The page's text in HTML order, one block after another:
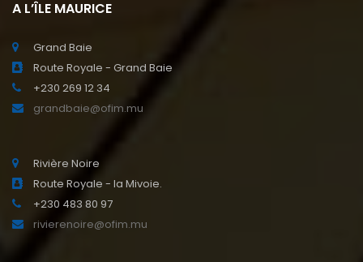
A L’ÎLE MAURICE
Grand Baie
Route Royale - Grand Baie
+230 269 12 34
grandbaie@ofim.mu
Rivière Noire
Route Royale - la Mivoie.
+230 483 80 97
rivierenoire@ofim.mu